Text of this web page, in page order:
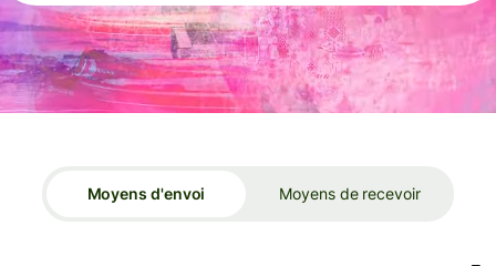
Moyens d'envoi Moyens de recevoir